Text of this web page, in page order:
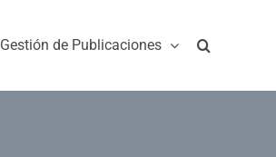
Gestión de Publicaciones